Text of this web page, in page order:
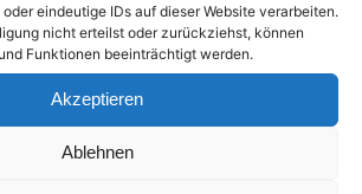
eindeutige IDs auf dieser Website verarbeiten.
nicht erteilst oder zurückziehst, können
Funktionen beeinträchtigt werden.
Akzeptieren
Ablehnen
lesbische Hauptrolle
Musikerin Grey plagen
Visionen. Als sie die Einladung
berüchtigten